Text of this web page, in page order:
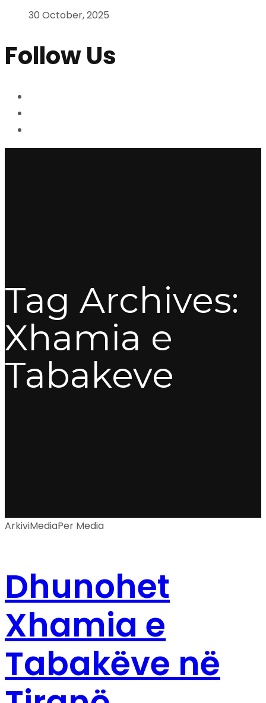
30 October, 2025
Follow Us
Tag Archives:
Xhamia e
Tabakeve
ArkiviMediaPer Media
Dhunohet
Xhamia e
Tabakëve në